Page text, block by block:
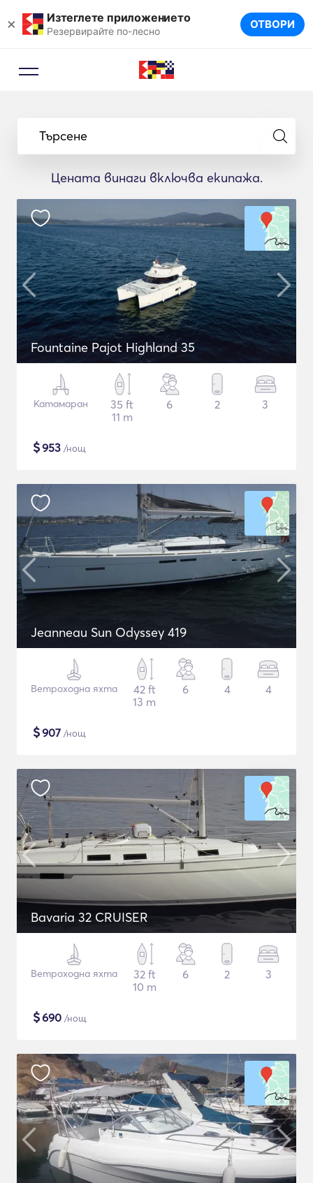
× Изтеглете приложението
Резервирайте по-лесно ОТВОРИ
Търсене
Цената винаги включва екипажа.
Fountaine Pajot Highland 35
Катамаран
35 ft
11 m
6 2 3
$953 /нощ
Jeanneau Sun Odyssey 419
Ветроходна яхта
42 ft
13 m
6 4 4
$907 /нощ
Bavaria 32 CRUISER
Ветроходна яхта
32 ft
10 m
6 2 3
$690 /нощ